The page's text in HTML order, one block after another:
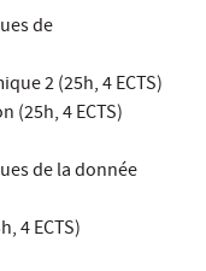
de
2 (25h, 4 ECTS)
(25h, 4 ECTS)
de la donnée
4 ECTS)